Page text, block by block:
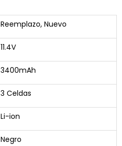
Reemplazo, Nuevo
11.4V
3400mAh
3 Celdas
Li-ion
Negro